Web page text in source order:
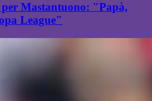
per Mastantuono: "Papà,
League"